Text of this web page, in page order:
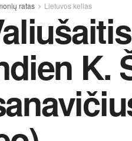
ratas Lietuvos kelias
K.